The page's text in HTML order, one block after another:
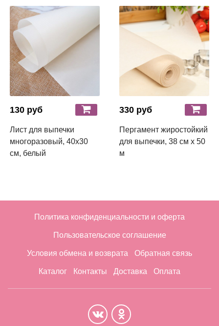
130 руб
Лист для выпечки
многоразовый, 40х30
см, белый
330 руб
Пергамент жиростойкий
для выпечки, 38 см х 50
м
Политика конфиденциальности и оферта
Пользовательское соглашение
Условия обмена и возврата Обратная связь
Каталог Контакты Доставка Оплата